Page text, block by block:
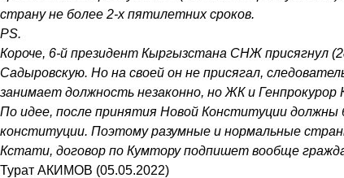
страну не более 2-х пятилетних сроков.
PS.
Короче, 6-й президент Кыргызстана СНЖ присягнул
Садыровскую. Но на своей он не присягал,
занимает должность незаконно, но ЖК и
По идее, после принятия Новой Конституции
конституции. Поэтому разумные и нормальные
Кстати, договор по Кумтору подпишет вообще
Турат АКИМОВ (05.05.2022)